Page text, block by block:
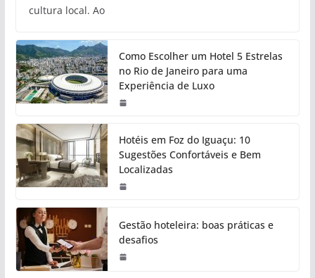
cultura local. Ao
Como Escolher um Hotel 5 Estrelas
no Rio de Janeiro para uma
Experiência de Luxo
Hotéis em Foz do Iguaçu: 10
Sugestões Confortáveis e Bem
Localizadas
Gestão hoteleira: boas práticas e
desafios